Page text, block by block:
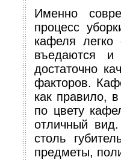
Именно
процесс
кафеля
въедаются и
достаточно
факторов.
как правило,
по цвету
отличный
столь
предметы,